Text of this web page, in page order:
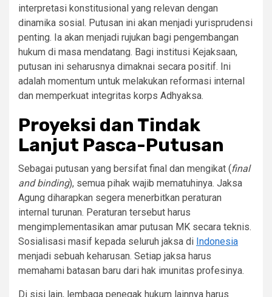
interpretasi konstitusional yang relevan dengan
dinamika sosial. Putusan ini akan menjadi yurisprudensi
penting. Ia akan menjadi rujukan bagi pengembangan
hukum di masa mendatang. Bagi institusi Kejaksaan,
putusan ini seharusnya dimaknai secara positif. Ini
adalah momentum untuk melakukan reformasi internal
dan memperkuat integritas korps Adhyaksa.
Proyeksi dan Tindak
Lanjut Pasca-Putusan
Sebagai putusan yang bersifat final dan mengikat (final
and binding), semua pihak wajib mematuhinya. Jaksa
Agung diharapkan segera menerbitkan peraturan
internal turunan. Peraturan tersebut harus
mengimplementasikan amar putusan MK secara teknis.
Sosialisasi masif kepada seluruh jaksa di Indonesia
menjadi sebuah keharusan. Setiap jaksa harus
memahami batasan baru dari hak imunitas profesinya.
Di sisi lain, lembaga penegak hukum lainnya harus